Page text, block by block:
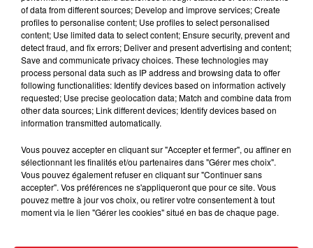
TITRES DIFFUSÉS
18h29
18h29 18h26
18h26
of data from different sources; Develop and improve services; Create
profiles to personalise content; Use profiles to select personalised
content; Use limited data to select content; Ensure security, prevent and
detect fraud, and fix errors; Deliver and present advertising and content;
Save and communicate privacy choices. These technologies may
process personal data such as IP address and browsing data to offer
following functionalities: Identify devices based on information actively
requested; Use precise geolocation data; Match and combine data from
other data sources; Link different devices; Identify devices based on
information transmitted automatically.
Vous pouvez accepter en cliquant sur "Accepter et fermer", ou affiner en
sélectionnant les finalités et/ou partenaires dans "Gérer mes choix".
Vous pouvez également refuser en cliquant sur "Continuer sans
accepter". Vos préférences ne s'appliqueront que pour ce site. Vous
pouvez mettre à jour vos choix, ou retirer votre consentement à tout
moment via le lien "Gérer les cookies" situé en bas de chaque page.